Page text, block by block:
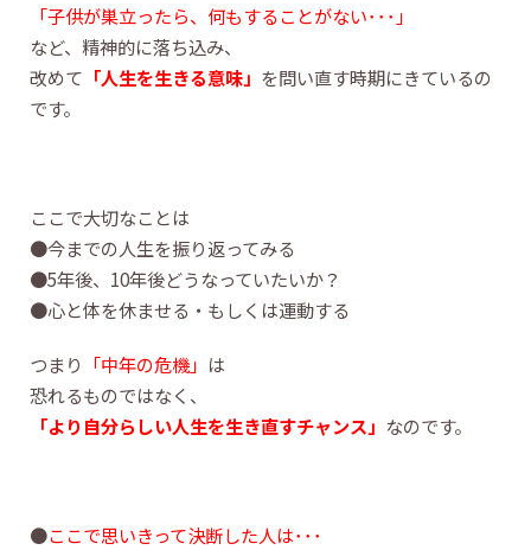
「子供が巣立ったら、何もすることがない･･･」
など、精神的に落ち込み、
改めて 「人生を生きる意味」 を問い直す時期にきているの
です。
ここで大切なことは
●今までの人生を振り返ってみる
●5年後、10年後どうなっていたいか？
●心と体を休ませる・もしくは運動する
つまり 「中年の危機」 は
恐れるものではなく、
「より自分らしい人生を生き直すチャンス」 なのです。
●ここで思いきって決断した人は･･･